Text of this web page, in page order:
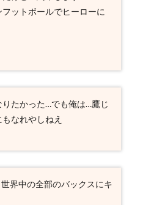
ットボールでヒーローに
たかった…でも俺は…鷹じ
なれやしねえ
界中の全部のバックスにキ